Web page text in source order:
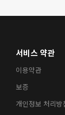
서비스 약관
이용약관
보증
개인정보 처리방